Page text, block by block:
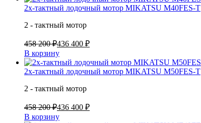
2х-тактный лодочный мотор MIKATSU M40FES-T
2 - тактный мотор
458 200 ₽436 400 ₽
В корзину
2х-тактный лодочный мотор MIKATSU M50FES-T
2 - тактный мотор
458 200 ₽436 400 ₽
В корзину